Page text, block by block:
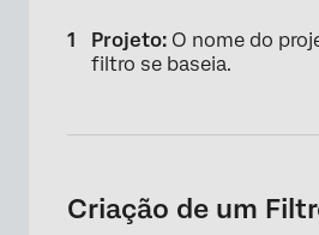
Projeto: O nome do
filtro se baseia.
Criação de um